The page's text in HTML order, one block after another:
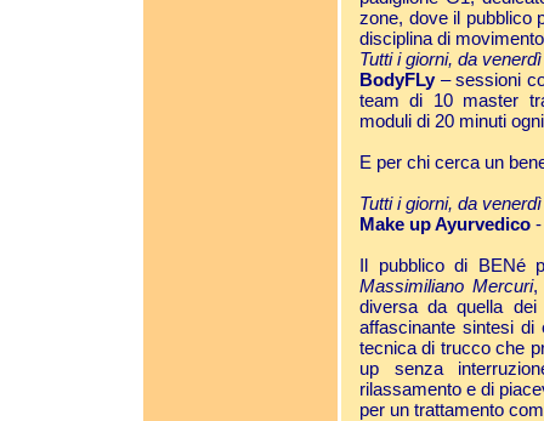
zone, dove il pubblico
disciplina di
Tutti i giorni, da
BodyFLy– sessioni
team di 10 master
moduli di 20 minuti
E per chi cerca un
Tutti i giorni, da
Make up Ayurvedico
Il pubblico di BENé
Massimiliano Mercuri,
diversa da quella dei
affascinante sintesi
tecnica di trucco che
up senza
rilassamento e di
per un trattamento